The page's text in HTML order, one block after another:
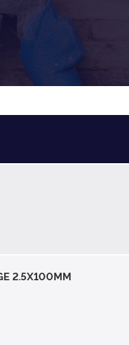
2.5X100MM